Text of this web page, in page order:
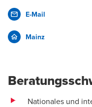
E-Mail
Mainz
Nationales und